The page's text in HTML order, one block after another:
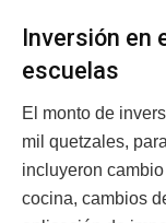
Inversión en
escuelas
El monto de
mil quetzales,
incluyeron
cocina, cambios